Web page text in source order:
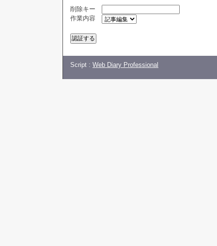
削除キー
作業内容
Script : Web Diary Professional